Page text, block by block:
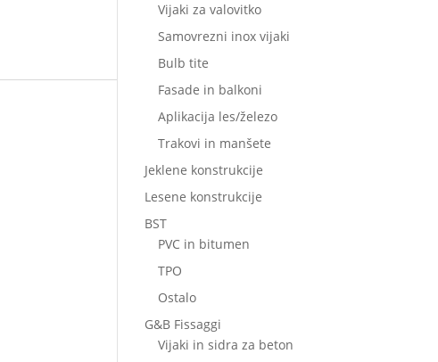
Vijaki za valovitko
Samovrezni inox vijaki
Bulb tite
Fasade in balkoni
Aplikacija les/železo
Trakovi in manšete
Jeklene konstrukcije
Lesene konstrukcije
BST
PVC in bitumen
TPO
Ostalo
G&B Fissaggi
Vijaki in sidra za beton